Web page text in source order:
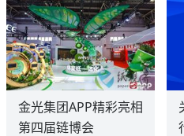
金光集团APP精彩亮相
第四届链博会